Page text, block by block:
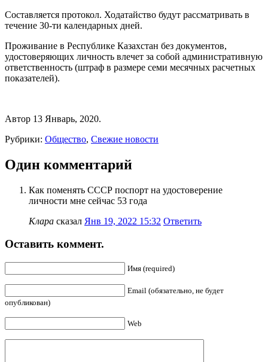
Составляется протокол. Ходатайство будут рассматривать в
течение 30-ти календарных дней.
Проживание в Республике Казахстан без документов,
удостоверяющих личность влечет за собой административную
ответственность (штраф в размере семи месячных расчетных
показателей).
Автор 13 Январь, 2020.
Рубрики: Общество, Свежие новости
Один комментарий
Как поменять СССР поспорт на удостоверение
личности мне сейчас 53 года
Клара сказал Янв 19, 2022 15:32 Ответить
Оставить коммент.
Имя (required)
Email (обязательно, не будет
опубликован)
Web